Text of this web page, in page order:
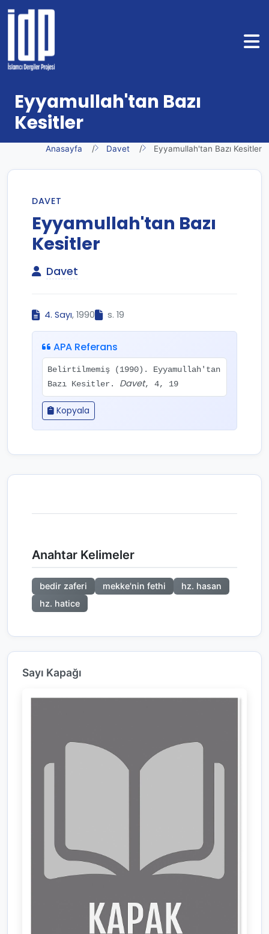
Eyyamullah'tan Bazı
Kesitler
Anasayfa Davet Eyyamullah'tan Bazı Kesitler
DAVET
Eyyamullah'tan Bazı
Kesitler
Davet
4. Sayı, 1990 s. 19
APA Referans
Belirtilmemiş (1990). Eyyamullah'tan
Bazı Kesitler. Davet, 4, 19
Kopyala
Anahtar Kelimeler
bedir zaferi mekke'nin fethi
hz. hasan
hz. hatice
Sayı Kapağı